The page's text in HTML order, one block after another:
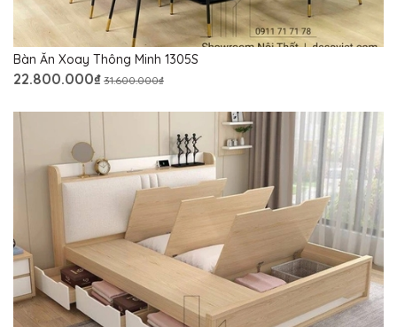
Bàn Ăn Xoay Thông Minh 1305S
22.800.000₫ 31.600.000₫